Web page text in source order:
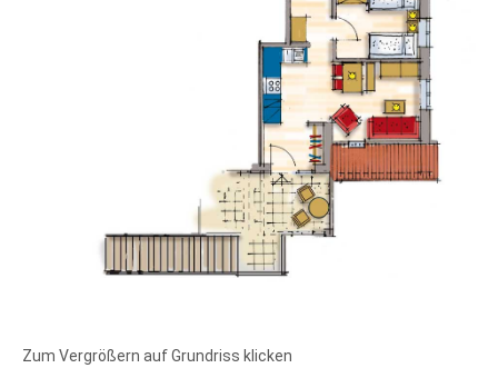
Zum Vergrößern auf Grundriss klicken